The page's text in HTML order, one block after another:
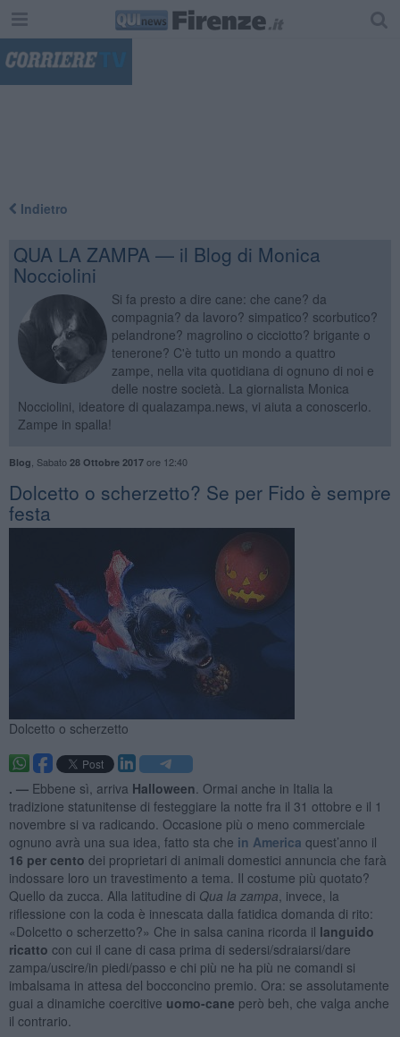
Indietro
QUA LA ZAMPA — il Blog di Monica
Nocciolini
Si fa presto a dire cane: che cane? da
compagnia? da lavoro? simpatico? scorbutico?
pelandrone? magrolino o cicciotto? brigante o
tenerone? C'è tutto un mondo a quattro
zampe, nella vita quotidiana di ognuno di noi e
delle nostre società. La giornalista Monica
Nocciolini, ideatore di qualazampa.news, vi aiuta a conoscerlo.
Zampe in spalla!
Blog Sabato 28 Ottobre 2017ore 12:40
​Dolcetto o scherzetto? Se per Fido è sempre
festa
Dolcetto o scherzetto
. — Ebbene sì, arriva Halloween . Ormai anche in Italia la
tradizione statunitense di festeggiare la notte fra il 31 ottobre e il 1
novembre si va radicando. Occasione più o meno commerciale
ognuno avrà una sua idea, fatto sta che in America quest’anno il
16 per cento dei proprietari di animali domestici annuncia che farà
indossare loro un travestimento a tema. Il costume più quotato?
Quello da zucca. Alla latitudine di Qua la zampa , invece, la
riflessione con la coda è innescata dalla fatidica domanda di rito:
«Dolcetto o scherzetto?» Che in salsa canina ricorda il languido
ricatto con cui il cane di casa prima di sedersi/sdraiarsi/dare
zampa/uscire/in piedi/passo e chi più ne ha più ne comandi si
imbalsama in attesa del bocconcino premio. Ora: se assolutamente
guai a dinamiche coercitive uomo-cane però beh, che valga anche
il contrario.